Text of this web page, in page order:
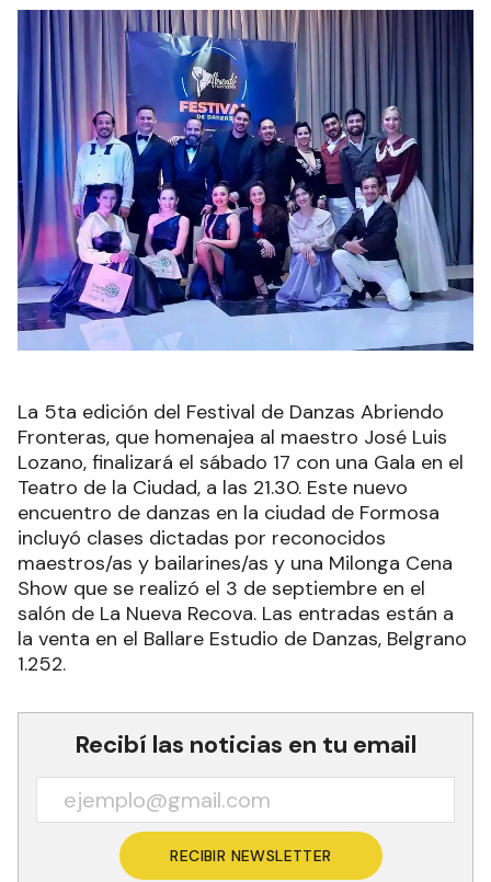
La 5ta edición del Festival de Danzas Abriendo
Fronteras, que homenajea al maestro José Luis
Lozano, finalizará el sábado 17 con una Gala en el
Teatro de la Ciudad, a las 21.30. Este nuevo
encuentro de danzas en la ciudad de Formosa
incluyó clases dictadas por reconocidos
maestros/as y bailarines/as y una Milonga Cena
Show que se realizó el 3 de septiembre en el
salón de La Nueva Recova. Las entradas están a
la venta en el Ballare Estudio de Danzas, Belgrano
1.252.
Recibí las noticias en tu email
RECIBIR NEWSLETTER